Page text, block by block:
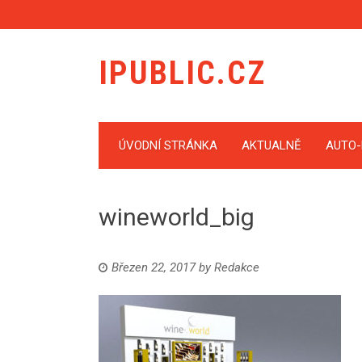
IPUBLIC.CZ
ÚVODNÍ STRÁNKA AKTUALNĚ
wineworld_big
Březen 22, 2017by Redakce